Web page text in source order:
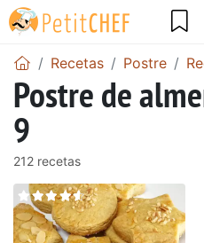
Recetas Postre
Postre de
9
212 recetas